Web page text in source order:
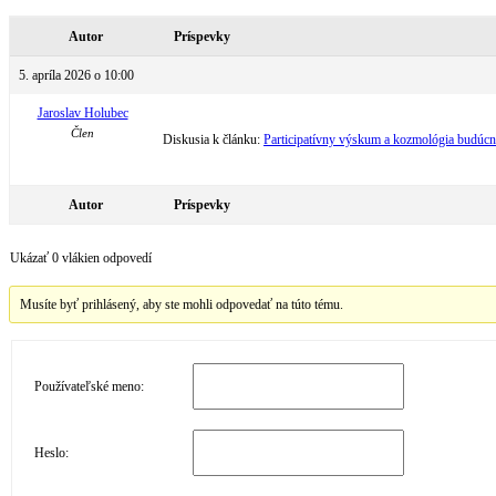
Autor Príspevky
5. apríla 2026 o 10:00
Jaroslav Holubec
Člen Diskusia k článku: Participatívny výskum a kozmológia
Autor Príspevky
Ukázať 0 vlákien odpovedí
Musíte byť prihlásený, aby ste mohli odpovedať na túto tému.
Používateľské meno:
Heslo: